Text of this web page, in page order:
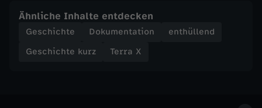
-
Ähnliche Inhalte entdecken
Geschichte Dokumentation
enthüllend
Geschichte kurz
Terra X